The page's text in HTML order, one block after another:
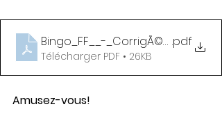
Bingo_FF__-_CorrigÃ©_- .pdf
Télécharger PDF • 26KB
Amusez-vous!